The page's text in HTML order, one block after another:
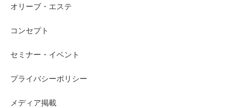
オリーブ・エステ
コンセプト
セミナー・イベント
プライバシーポリシー
メディア掲載